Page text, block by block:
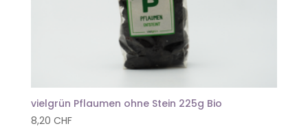
vielgrün Pflaumen ohne Stein 225g Bio
8,20 CHF